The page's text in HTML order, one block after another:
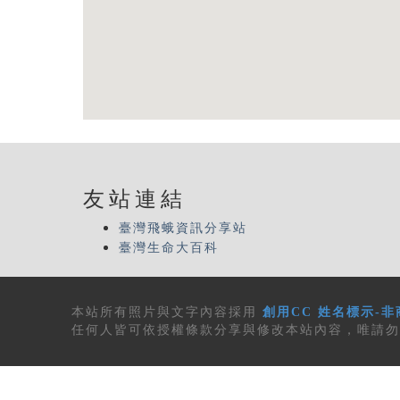
友站連結
臺灣飛蛾資訊分享站
臺灣生命大百科
本站所有 照片與文字內容 採用 創用CC 姓名標示-
任何人皆可依授權條款分享與修改本站內容，唯請